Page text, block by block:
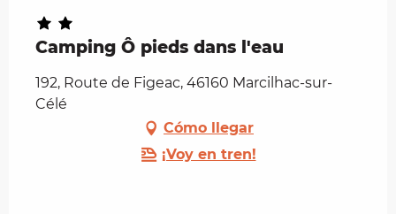
Camping Ô pieds dans l'eau
192, Route de Figeac, 46160 Marcilhac-sur-
Célé
Cómo llegar
¡Voy en tren!